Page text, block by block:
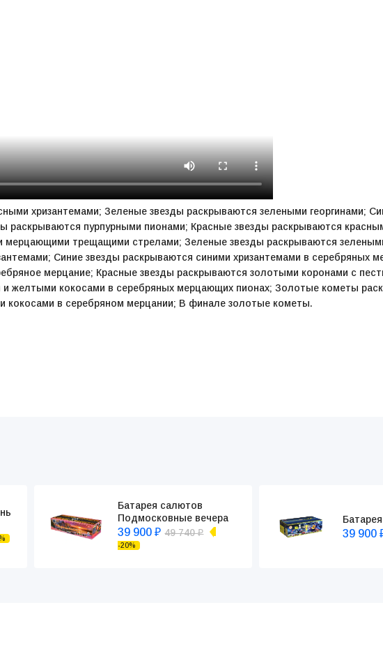
хризантемами; Зеленые звезды раскрываются зелеными георгинами;
раскрываются пурпурными пионами; Красные звезды раскрываются
мерцающими трещащими стрелами; Зеленые звезды раскрываются
Синие звезды раскрываются синими хризантемами в серебряных
мерцание; Красные звезды раскрываются золотыми коронами с
и желтыми кокосами в серебряных мерцающих пионах; Золотые кометы
кокосами в серебряном мерцании; В финале золотые кометы.
Батарея салютов
Подмосковные вечера
39 900₽ 49 740₽
-20%
39 900